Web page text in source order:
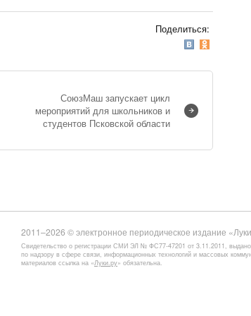
Поделиться:
СоюзМаш запускает цикл
мероприятий для школьников и
студентов Псковской области
2011–2026 © электронное периодическое издание
Свидетельство о регистрации СМИ ЭЛ № ФС77-47201 от 3.11.2011,
по надзору в сфере связи, информационных технологий и массовых
материалов ссылка на «Луки.ру» обязательна.